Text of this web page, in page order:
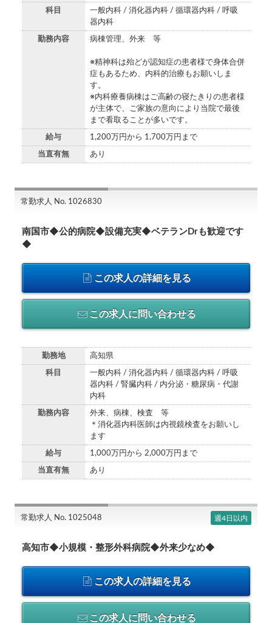
科目
一般内科 / 消化器内科 / 循環器内科 / 呼吸
器内科
勤務内容 病棟管理、外来 等
※精神科は殆どが認知症の患者様で身体合併
症もあるため、内科的治療もお願いしま
す。
※内科療養病棟はご高齢の寝たきりの患者様
が主体で、ご家族の意向により当院で最後
まで看取ることが多いです。
給与 1,200万円から 1,700万円まで
当直有無 あり
常勤求人 No. 1026830
南国市◆公的病院◆設備充実◆ベテランDrも歓迎です
◆
この求人の詳細を見る
この求人に問い合わせる
勤務地 高知県
科目
一般内科 / 消化器内科 / 循環器内科 / 呼吸
器内科 / 腎臓内科 / 内分泌・糖尿病・代謝
内科
勤務内容
外来、病棟、検査 等
＊消化器内科医師は内視鏡検査をお願いし
ます
給与 1,000万円から 2,000万円まで
当直有無 あり
常勤求人 No. 1025048 週4日以内
高知市◆小規模・整形外科病院◆外来少なめ◆
この求人の詳細を見る
この求人に問い合わせる